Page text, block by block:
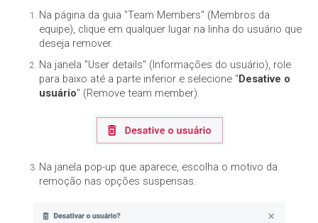
Na página da guia "Team Members" (Membros da
equipe), clique em qualquer lugar na linha do usuário que
deseja remover.
Na janela "User details" (Informações do usuário), role
para baixo até a parte inferior e selecione "Desative o
usuário" (Remove team member).
Na janela pop-up que aparece, escolha o motivo da
remoção nas opções suspensas.